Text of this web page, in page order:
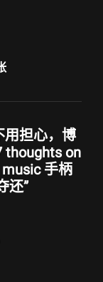
用担心，博
thoughts on
手柄
还”